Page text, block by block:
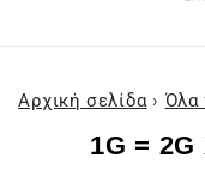
Αρχική σελίδα › Όλα
Μεταβείτε
πληροφορίες
1G =